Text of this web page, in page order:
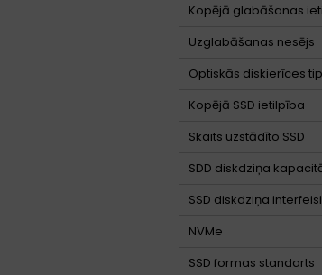
Kopējā glabāšanas
Uzglabāšanas nesējs
Optiskās diskierīces
Kopējā SSD ietilpība
Skaits uzstādīto SSD
SDD diskdziņa
SSD diskdziņa interfeisi
NVMe
SSD formas standarts